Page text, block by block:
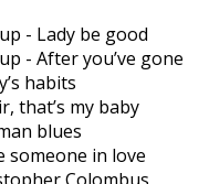
- Lady be good
- After you’ve gone
habits
that’s my baby
blues
someone in love